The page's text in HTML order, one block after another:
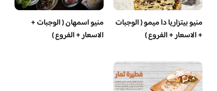
منيو بيتزاريا دا ميمو ( الوجبات
+ الاسعار + الفروع )
منيو اسمهان ( الوجبات +
الاسعار + الفروع )